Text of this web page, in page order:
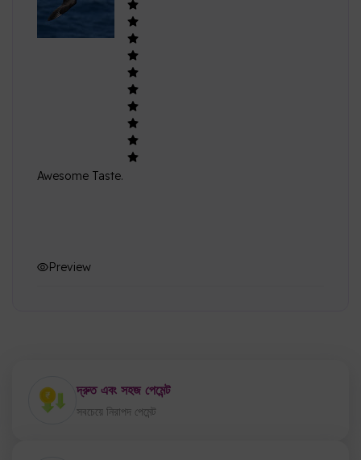
Awesome Taste.
Preview
দ্রুত এবং সহজ পেমেন্ট
সবচেয়ে নিরাপদ পেমেন্ট